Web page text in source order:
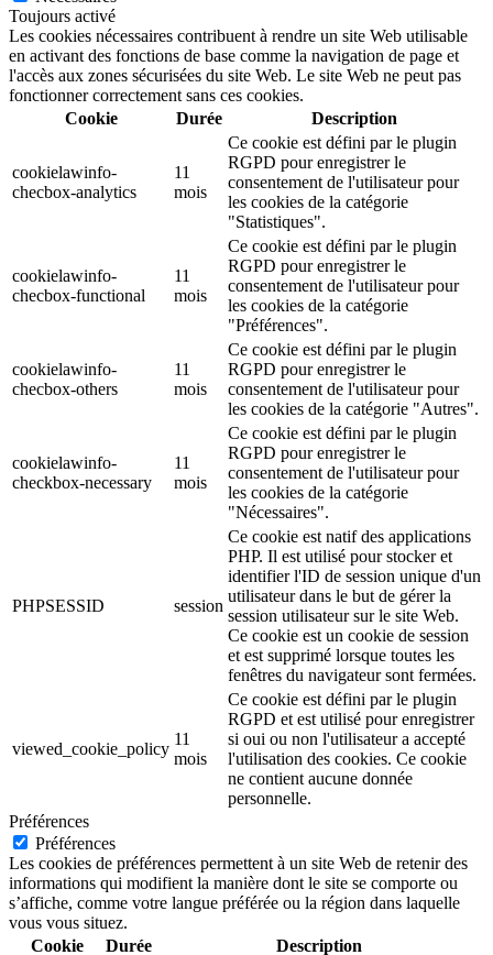
Toujours activé
Les cookies nécessaires contribuent à rendre un site Web utilisable
en activant des fonctions de base comme la navigation de page et
l'accès aux zones sécurisées du site Web. Le site Web ne peut pas
fonctionner correctement sans ces cookies.
Cookie
Durée Description
cookielawinfo-
checbox-analytics
11
mois
Ce cookie est défini par le plugin
RGPD pour enregistrer le
consentement de l'utilisateur pour
les cookies de la catégorie
"Statistiques".
cookielawinfo-
checbox-functional
11
mois
Ce cookie est défini par le plugin
RGPD pour enregistrer le
consentement de l'utilisateur pour
les cookies de la catégorie
"Préférences".
cookielawinfo-
checbox-others
11
mois
Ce cookie est défini par le plugin
RGPD pour enregistrer le
consentement de l'utilisateur pour
les cookies de la catégorie "Autres".
cookielawinfo-
checkbox-necessary
11
mois
Ce cookie est défini par le plugin
RGPD pour enregistrer le
consentement de l'utilisateur pour
les cookies de la catégorie
"Nécessaires".
PHPSESSID session
Ce cookie est natif des applications
PHP. Il est utilisé pour stocker et
identifier l'ID de session unique d'un
utilisateur dans le but de gérer la
session utilisateur sur le site Web.
Ce cookie est un cookie de session
et est supprimé lorsque toutes les
fenêtres du navigateur sont fermées.
viewed_cookie_policy
11
mois
Ce cookie est défini par le plugin
RGPD et est utilisé pour enregistrer
si oui ou non l'utilisateur a accepté
l'utilisation des cookies. Ce cookie
ne contient aucune donnée
personnelle.
Préférences
Préférences
Les cookies de préférences permettent à un site Web de retenir des
informations qui modifient la manière dont le site se comporte ou
s’affiche, comme votre langue préférée ou la région dans laquelle
vous vous situez.
Cookie
Durée Description